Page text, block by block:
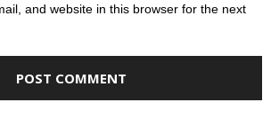
and website in this browser for the next